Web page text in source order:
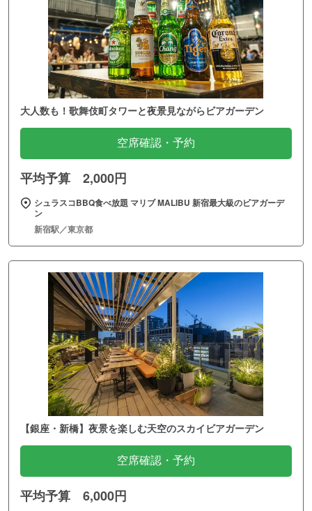
大人数も！歌舞伎町タワーと夜景見ながらビアガーデン
空席確認・予約
平均予算 2,000円
シュラスコBBQ食べ放題 マリブ MALIBU 新宿最大級のビアガーデ
ン
新宿駅／東京都
【銀座・新橋】夜景を楽しむ天空のスカイビアガーデン
空席確認・予約
平均予算 6,000円